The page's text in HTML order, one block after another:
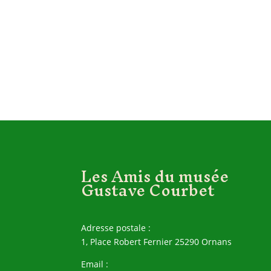
Les Amis du musée
Gustave Courbet
Adresse postale :
1, Place Robert Fernier 25290 Ornans
Email :